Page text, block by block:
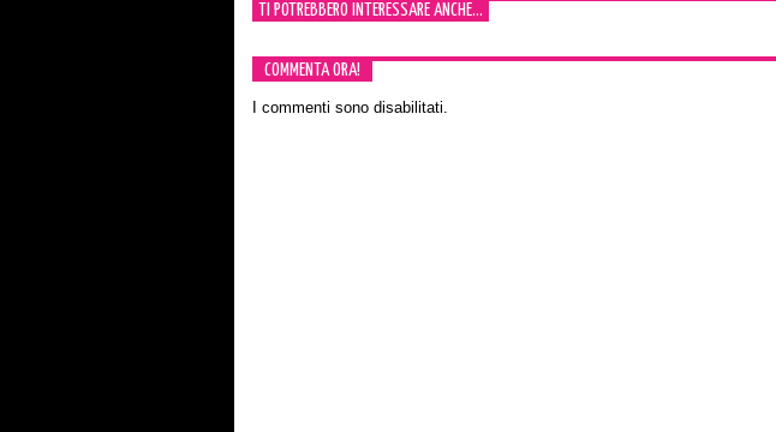
TI POTREBBERO INTERESSARE ANCHE...
COMMENTA ORA!
I commenti sono disabilitati.